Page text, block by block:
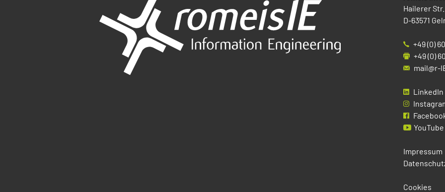
Hailerer Str.
D-63571
+49 (0)
+49 (0)
mail@r-
LinkedIn
YouTube
Impressum
Cookies